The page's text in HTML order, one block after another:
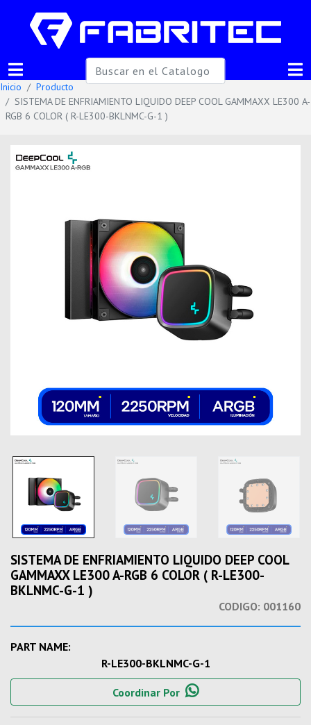
Inicio
Producto
SISTEMA DE ENFRIAMIENTO LIQUIDO DEEP COOL GAMMAXX LE300 A-
RGB 6 COLOR ( R-LE300-BKLNMC-G-1 )
SISTEMA DE ENFRIAMIENTO LIQUIDO DEEP COOL
GAMMAXX LE300 A-RGB 6 COLOR ( R-LE300-
BKLNMC-G-1 )
CODIGO: 001160
PART NAME:
R-LE300-BKLNMC-G-1
Coordinar Por